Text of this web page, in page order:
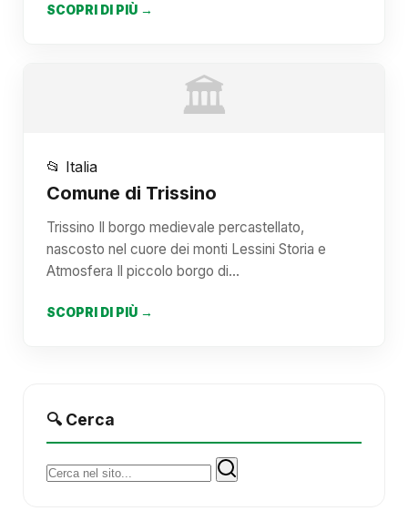
SCOPRI DI PIÙ →
🏛️
📂 Italia
Comune di Trissino
Trissino Il borgo medievale percastellato,
nascosto nel cuore dei monti Lessini Storia e
Atmosfera Il piccolo borgo di…
SCOPRI DI PIÙ →
🔍 Cerca
Cerca: